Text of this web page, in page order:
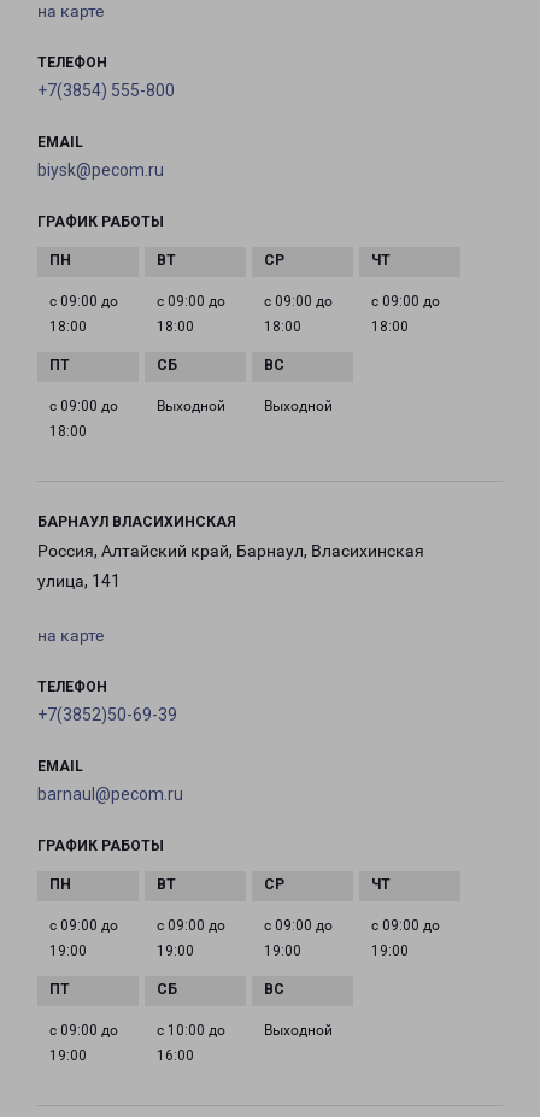
на карте
ТЕЛЕФОН
+7(3854) 555-800
EMAIL
biysk@pecom.ru
ГРАФИК РАБОТЫ
с 09:00 до
18:00
с 09:00 до
18:00
с 09:00 до
18:00
с 09:00 до
18:00
с 09:00 до
18:00
Выходной Выходной
БАРНАУЛ ВЛАСИХИНСКАЯ
Россия, Алтайский край, Барнаул, Власихинская
улица, 141
на карте
ТЕЛЕФОН
+7(3852)50-69-39
EMAIL
barnaul@pecom.ru
ГРАФИК РАБОТЫ
с 09:00 до
19:00
с 09:00 до
19:00
с 09:00 до
19:00
с 09:00 до
19:00
с 09:00 до
19:00
с 10:00 до
16:00
Выходной